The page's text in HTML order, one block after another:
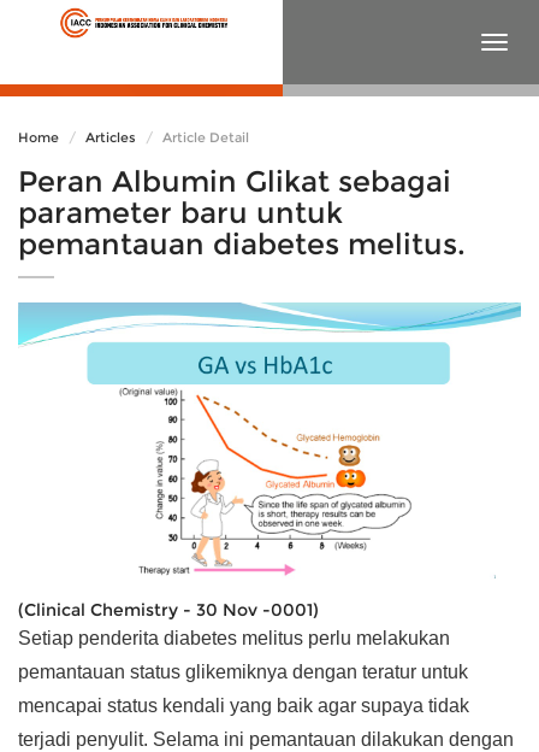
Home Articles Article Detail
Peran Albumin Glikat sebagai
parameter baru untuk
pemantauan diabetes melitus.
(Clinical Chemistry - 30 Nov -0001)
Setiap penderita diabetes melitus perlu melakukan
pemantauan status glikemiknya dengan teratur untuk
mencapai status kendali yang baik agar supaya tidak
terjadi penyulit. Selama ini pemantauan dilakukan dengan